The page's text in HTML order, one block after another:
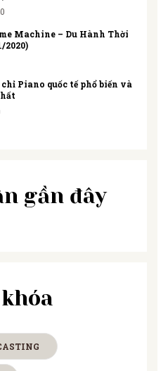
Machine – Du Hành Thời
2020)
Piano quốc tế phổ biến và
gần đây